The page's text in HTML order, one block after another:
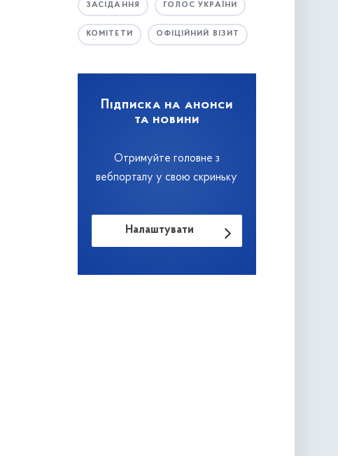
ЗАСІДАННЯ ГОЛОС УКРАЇНИ
КОМІТЕТИ ОФІЦІЙНИЙ ВІЗИТ
Підписка на анонси
та новини
Отримуйте головне з
вебпорталу у свою скриньку
Налаштувати